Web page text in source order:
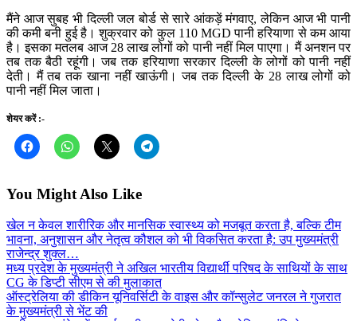
मैंने आज सुबह भी दिल्ली जल बोर्ड से सारे आंकड़ें मंगवाए, लेकिन आज भी पानी
की कमी बनी हुई है। शुक्रवार को कुल 110 MGD पानी हरियाणा से कम आया
है। इसका मतलब आज 28 लाख लोगों को पानी नहीं मिल पाएगा। मैं अनशन पर
तब तक बैठी रहूंगी। जब तक हरियाणा सरकार दिल्ली के लोगों को पानी नहीं
देती। मैं तब तक खाना नहीं खाऊंगी। जब तक दिल्ली के 28 लाख लोगों को
पानी नहीं मिल जाता।
शेयर करें :-
You Might Also Like
खेल न केवल शारीरिक और मानसिक स्वास्थ्य को मजबूत करता है, बल्कि टीम
भावना, अनुशासन और नेतृत्व कौशल को भी विकसित करता है: उप मुख्यमंत्री
राजेन्द्र शुक्ल…
मध्य प्रदेश के मुख्यमंत्री ने अखिल भारतीय विद्यार्थी परिषद के साथियों के साथ
CG के डिप्टी सीएम से की मुलाकात
ऑस्ट्रेलिया की डीकिन यूनिवर्सिटी के वाइस और कॉन्सुलेट जनरल ने गुजरात
के मुख्यमंत्री से भेंट की